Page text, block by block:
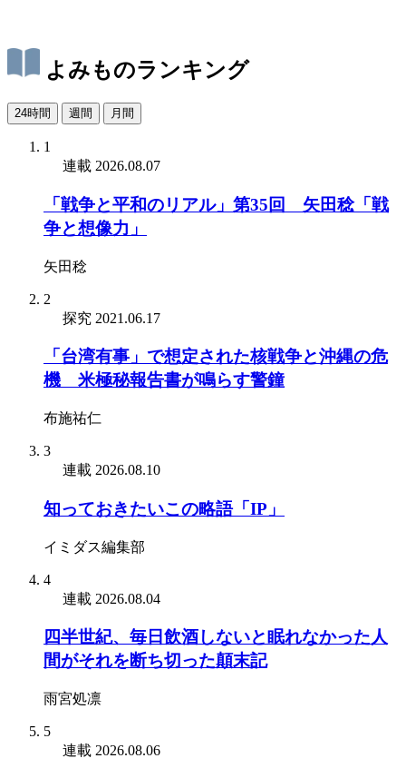
よみものランキング
24時間 週間 月間
1
連載 2026.08.07
「戦争と平和のリアル」第35回 矢田稔「戦
争と想像力」
矢田稔
2
探究 2021.06.17
「台湾有事」で想定された核戦争と沖縄の危
機 米極秘報告書が鳴らす警鐘
布施祐仁
3
連載 2026.08.10
知っておきたいこの略語「IP」
イミダス編集部
4
連載 2026.08.04
四半世紀、毎日飲酒しないと眠れなかった人
間がそれを断ち切った顛末記
雨宮処凛
5
連載 2026.08.06